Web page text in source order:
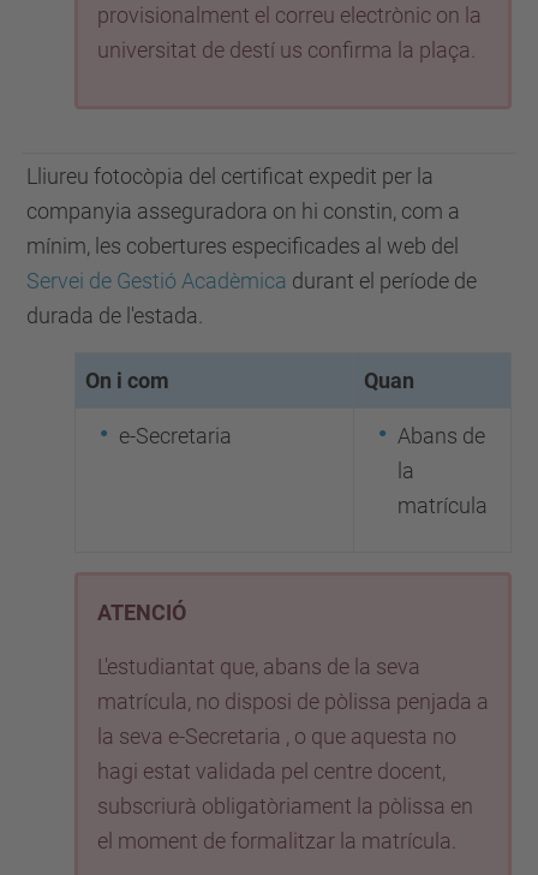
provisionalment el correu electrònic on la
universitat de destí us confirma la plaça.
Lliureu fotocòpia del certificat expedit per la
companyia asseguradora on hi constin, com a
mínim, les cobertures especificades al web del
Servei de Gestió Acadèmica durant el període de
durada de l'estada.
On i com Quan
e-Secretaria
Abans de
la
matrícula
ATENCIÓ
L'estudiantat que, abans de la seva
matrícula, no disposi de pòlissa penjada a
la seva e-Secretaria , o que aquesta no
hagi estat validada pel centre docent,
subscriurà obligatòriament la pòlissa en
el moment de formalitzar la matrícula.